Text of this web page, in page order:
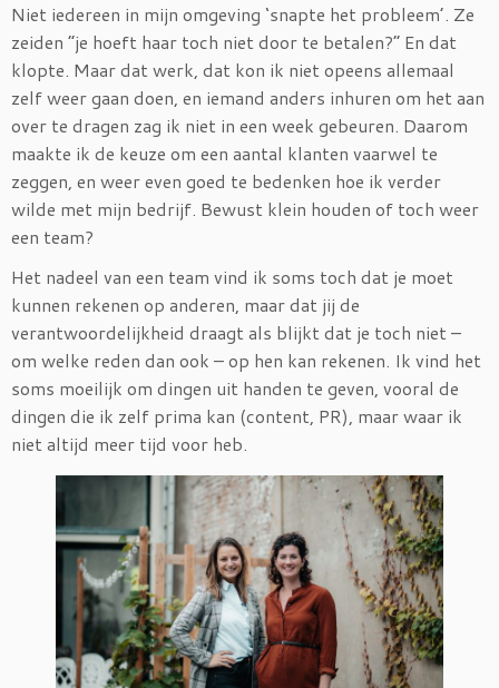
Niet iedereen in mijn omgeving ‘snapte het probleem’. Ze
zeiden “je hoeft haar toch niet door te betalen?” En dat
klopte. Maar dat werk, dat kon ik niet opeens allemaal
zelf weer gaan doen, en iemand anders inhuren om het aan
over te dragen zag ik niet in een week gebeuren. Daarom
maakte ik de keuze om een aantal klanten vaarwel te
zeggen, en weer even goed te bedenken hoe ik verder
wilde met mijn bedrijf. Bewust klein houden of toch weer
een team?
Het nadeel van een team vind ik soms toch dat je moet
kunnen rekenen op anderen, maar dat jij de
verantwoordelijkheid draagt als blijkt dat je toch niet –
om welke reden dan ook – op hen kan rekenen. Ik vind het
soms moeilijk om dingen uit handen te geven, vooral de
dingen die ik zelf prima kan (content, PR), maar waar ik
niet altijd meer tijd voor heb.